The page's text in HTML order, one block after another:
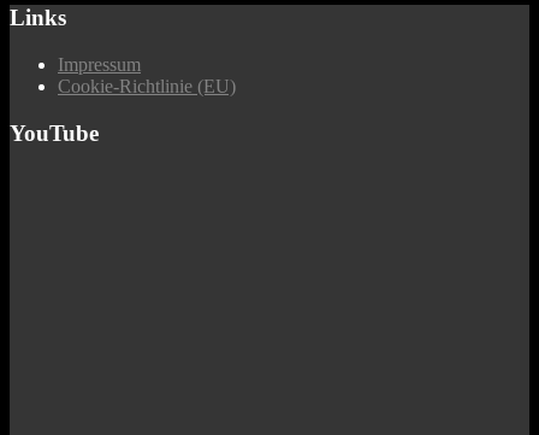
Links
Impressum
Cookie-Richtlinie (EU)
YouTube